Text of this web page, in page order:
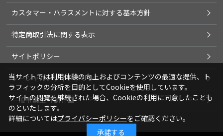
カスタマー・ハラスメントに対する基本方針
特定商取引法に関する表示
サイトポリシー
ソーシャルメディアポリシー
一般事業主行動計画
当サイトでは利用体験の向上およびコンテンツの最適な提供、ト
ラフィックの分析を目的としてCookieを使用しています。
サイトの閲覧を継続された場合、Cookieの利用に同意したことも
のといたします。
詳細についてはプライバシーポリシーをご確認ください。
承諾する